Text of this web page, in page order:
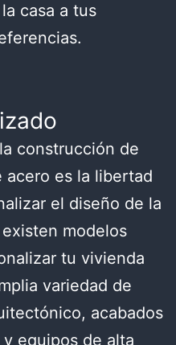
casa a tus
construcción de
acero es la libertad
el diseño de la
modelos
tu vivienda
variedad de
acabados
equipos de alta